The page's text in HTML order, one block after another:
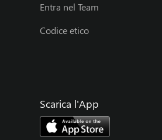
Entra nel Team
Codice etico
Scarica l'App